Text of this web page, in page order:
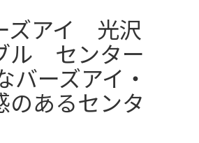
アイ 光沢
ル センター
バーズアイ・
のあるセンタ